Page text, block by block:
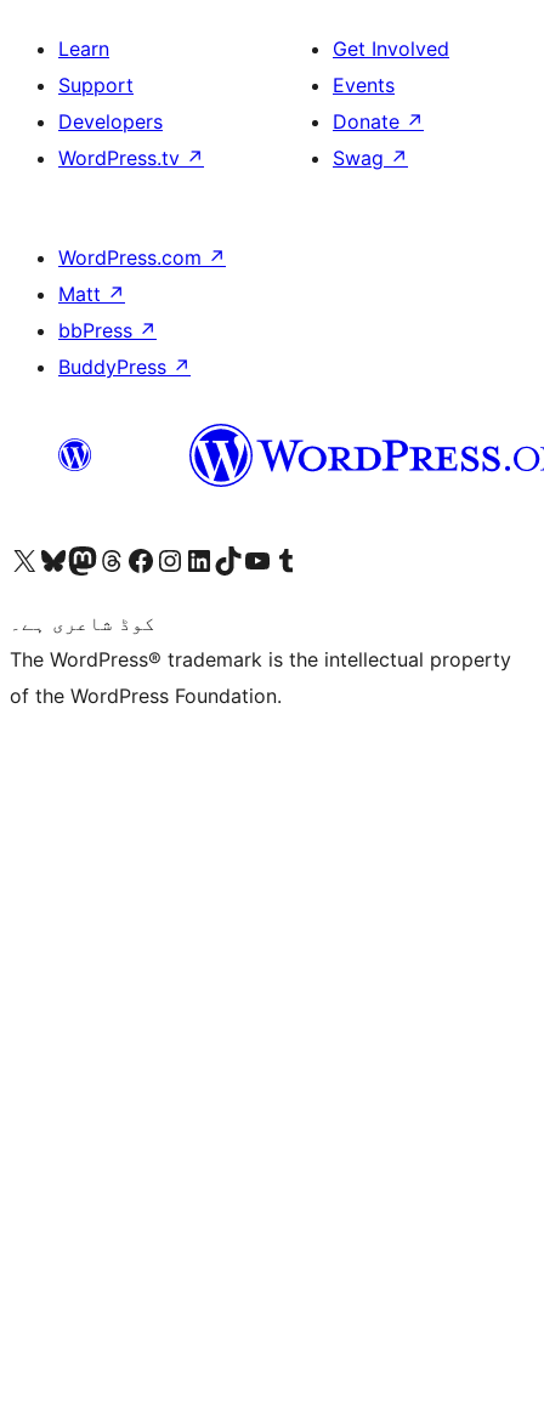
Learn
Support
Developers
WordPress.tv ↗
Get Involved
Events
Donate ↗
Swag ↗
WordPress.com ↗
Matt ↗
bbPress ↗
BuddyPress ↗
Visit our X (formerly Twitter) account
ہمارے بلیواسکائی اکاؤنٹ پر جائیں
Visit our Mastodon account
ہمارے ٹھریڈز اکاؤنٹ پر جائیں
Visit our Facebook page
Visit our Instagram account
Visit our LinkedIn account
ہمارے ٹک ٹاک اکاؤنٹ پر جائیں
Visit our YouTube channel
ہمارے ٹمبلر اکاؤنٹ پر جائیں
کوڈ شاعری ہے۔
The WordPress® trademark is the intellectual property
of the WordPress Foundation.